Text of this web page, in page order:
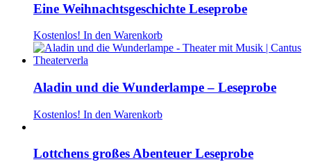
Eine Weihnachtsgeschichte Leseprobe
Kostenlos! In den Warenkorb
Aladin und die Wunderlampe – Leseprobe
Kostenlos! In den Warenkorb
Lottchens großes Abenteuer Leseprobe